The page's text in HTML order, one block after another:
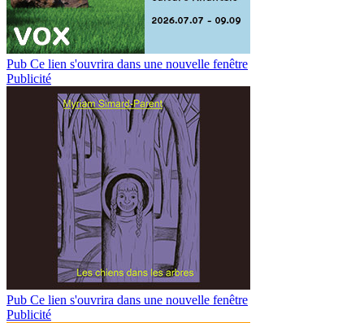
Pub Ce lien s'ouvrira dans une nouvelle fenêtre
Publicité
Pub Ce lien s'ouvrira dans une nouvelle fenêtre
Publicité